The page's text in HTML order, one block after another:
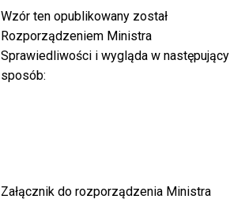
Wzór ten opublikowany został
Rozporządzeniem Ministra
Sprawiedliwości i wygląda w następujący
sposób:
Załącznik do rozporządzenia Ministra